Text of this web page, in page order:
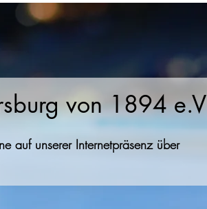
von 1894 e.V
auf unserer Internetpräsenz über